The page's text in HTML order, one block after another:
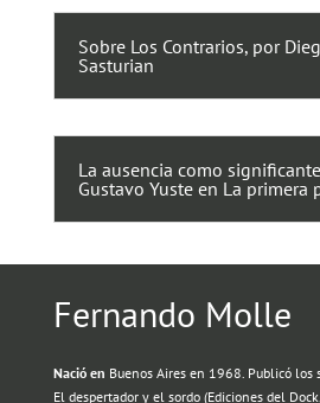
Sobre Los Contrarios, por
Sasturian
La ausencia como
Gustavo Yuste en La primera
Fernando Molle
Nació en Buenos Aires en 1968. Publicó los
El despertador y el sordo (Ediciones del